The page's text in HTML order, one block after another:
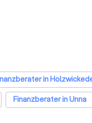
in
Finanzberater in Unna